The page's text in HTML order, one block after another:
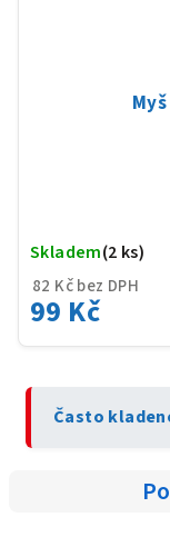
82 Kč bez DPH
99 Kč
Skladem(2 ks)
Často